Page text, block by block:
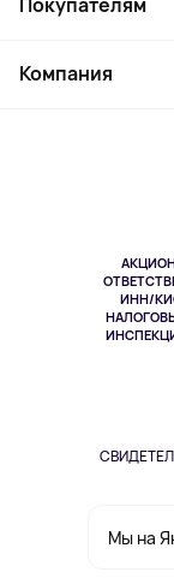
ИНН/
Мы на
Ноутбуки,
Парфюмерия и
Одежда и
Как заказать
Компания